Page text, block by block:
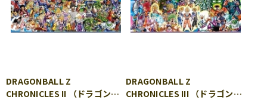
DRAGONBALL Z
CHRONICLES II （ドラゴンボ
DRAGONBALL Z
CHRONICLES III （ドラゴンボ